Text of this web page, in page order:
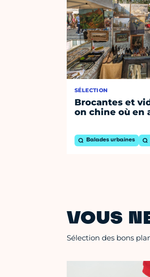
SÉLECTION
Brocantes et
on chine où en
Balades urbaines
VOUS
Sélection des bons